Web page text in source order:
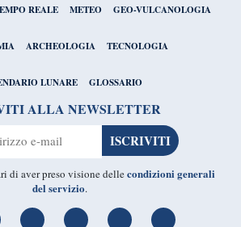
REALE METEO GEO-VULCANOLOGIA
ARCHEOLOGIA TECNOLOGIA
LUNARE GLOSSARIO
ALLA NEWSLETTER
di aver preso visione dellecondizioni generali
del servizio.